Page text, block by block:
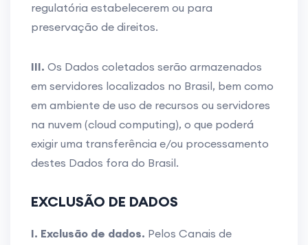
regulatória estabelecerem ou para
preservação de direitos.
III. Os Dados coletados serão armazenados
em servidores localizados no Brasil, bem como
em ambiente de uso de recursos ou servidores
na nuvem (cloud computing), o que poderá
exigir uma transferência e/ou processamento
destes Dados fora do Brasil.
EXCLUSÃO DE DADOS
I. Exclusão de dados. Pelos Canais de